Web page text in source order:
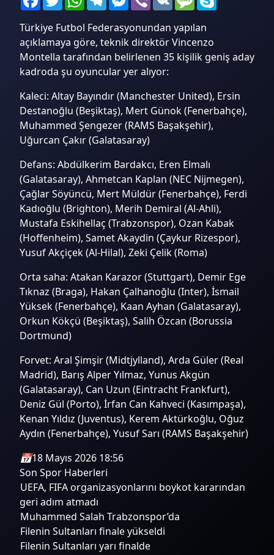
Türkiye Futbol Federasyonundan yapılan
açıklamaya göre, teknik direktör Vincenzo
Montella tarafından belirlenen 35 kişilik geniş aday
kadroda şu oyuncular yer alıyor:
Kaleci: Altay Bayındır (Manchester United), Ersin
Destanoğlu (Beşiktaş), Mert Günok (Fenerbahçe),
Muhammed Şengezer (RAMS Başakşehir),
Uğurcan Çakır (Galatasaray)
Defans: Abdülkerim Bardakcı, Eren Elmalı
(Galatasaray), Ahmetcan Kaplan (NEC Nijmegen),
Çağlar Söyüncü, Mert Müldür (Fenerbahçe), Ferdi
Kadıoğlu (Brighton), Merih Demiral (Al-Ahli),
Mustafa Eskihellaç (Trabzonspor), Ozan Kabak
(Hoffenheim), Samet Akaydin (Çaykur Rizespor),
Yusuf Akçiçek (Al-Hilal), Zeki Çelik (Roma)
Orta saha: Atakan Karazor (Stuttgart), Demir Ege
Tıknaz (Braga), Hakan Çalhanoğlu (Inter), İsmail
Yüksek (Fenerbahçe), Kaan Ayhan (Galatasaray),
Orkun Kökçü (Beşiktaş), Salih Özcan (Borussia
Dortmund)
Forvet: Aral Şimşir (Midtjylland), Arda Güler (Real
Madrid), Barış Alper Yılmaz, Yunus Akgün
(Galatasaray), Can Uzun (Eintracht Frankfurt),
Deniz Gül (Porto), İrfan Can Kahveci (Kasımpaşa),
Kenan Yıldız (Juventus), Kerem Aktürkoğlu, Oğuz
Aydın (Fenerbahçe), Yusuf Sarı (RAMS Başakşehir)
📅18 Mayıs 2026 18:56
Son Spor Haberleri
UEFA, FIFA organizasyonlarını boykot kararından
geri adım atmadı
Muhammed Salah Trabzonspor’da
Filenin Sultanları finale yükseldi
Filenin Sultanları yarı finalde